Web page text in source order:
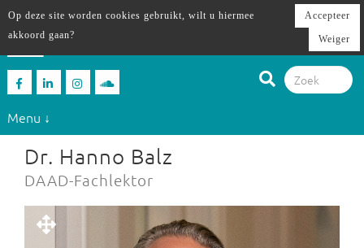
Menu ↓
Dr. Hanno Balz
DAAD-Fachlektor
Op deze site worden cookies gebruikt, wilt u hiermee
akkoord gaan?
Accepteer
Weiger